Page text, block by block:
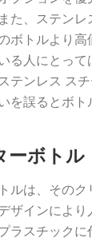
た、ステン
ボトルより
る人にとっ
テンレス ス
を誤るとボ
ーボトル
ルは、そのク
ザインにより
ラスチックに